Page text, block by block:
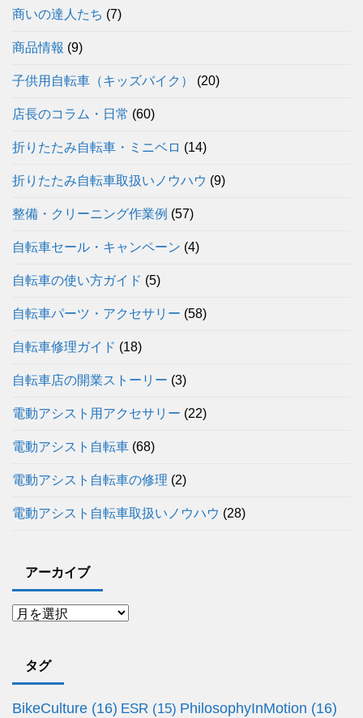
商いの達人たち (7)
商品情報 (9)
子供用自転車（キッズバイク） (20)
店長のコラム・日常 (60)
折りたたみ自転車・ミニベロ (14)
折りたたみ自転車取扱いノウハウ (9)
整備・クリーニング作業例 (57)
自転車セール・キャンペーン (4)
自転車の使い方ガイド (5)
自転車パーツ・アクセサリー (58)
自転車修理ガイド (18)
自転車店の開業ストーリー (3)
電動アシスト用アクセサリー (22)
電動アシスト自転車 (68)
電動アシスト自転車の修理 (2)
電動アシスト自転車取扱いノウハウ (28)
アーカイブ
タグ
BikeCulture (16) ESR (15) PhilosophyInMotion (16)